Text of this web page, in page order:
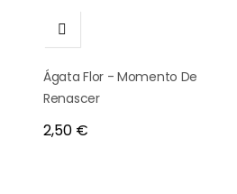

Ágata Flor - Momento De
Renascer
Preço
2,50 €